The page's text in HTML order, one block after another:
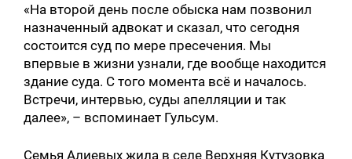
«На второй день после обыска нам позвонил
назначенный адвокат и сказал, что сегодня
состоится суд по мере пресечения. Мы
впервые в жизни узнали, где вообще находится
здание суда. С того момента всё и началось.
Встречи, интервью, суды апелляции и так
далее», – вспоминает Гульсум.
Семья Алиевых жила в селе Верхняя Кутузовка